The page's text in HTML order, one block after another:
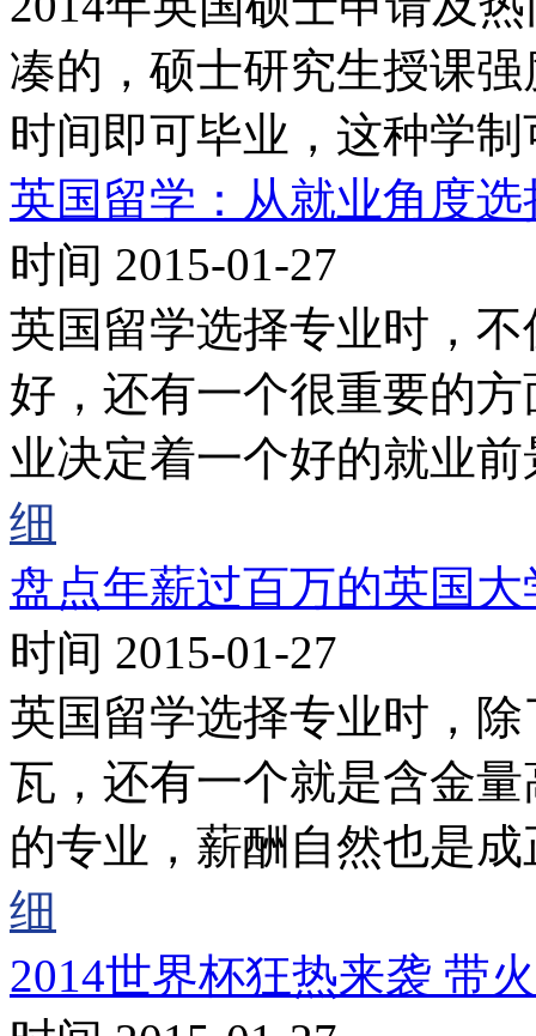
凑的，硕士研究生授课
时间即可毕业，这种学
英国留学：从就业角度选
时间 2015-01-27
英国留学选择专业时，
好，还有一个很重要的
业决定着一个好的就业
细
盘点年薪过百万的英国大
时间 2015-01-27
英国留学选择专业时，
瓦，还有一个就是含金
的专业，薪酬自然也是
细
2014世界杯狂热来袭 带